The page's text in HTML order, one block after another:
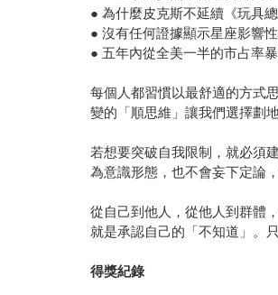
● 為什麼皮克斯不延續《玩具
● 沒有任何證據顯示星座影響
● 五年內從全美一半的市占率
每個人都習慣以最舒適的方式
變的「順思維」讓我們選擇劃地
若想要突破自我限制，就必須
為意識形態，也不會妄下定論
從自己到他人，從他人到群體
就是承認自己的「不知道」。
得獎紀錄